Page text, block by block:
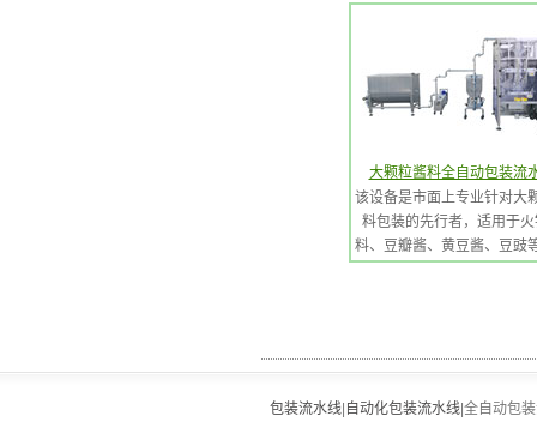
大颗粒酱料全自动包装流
该设备是市面上专业针对大
料包装的先行者，适用于火
料、豆瓣酱、黄豆酱、豆豉
包装流水线 自动化包装流水线 |全自动包